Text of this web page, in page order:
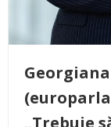
„Trebuie